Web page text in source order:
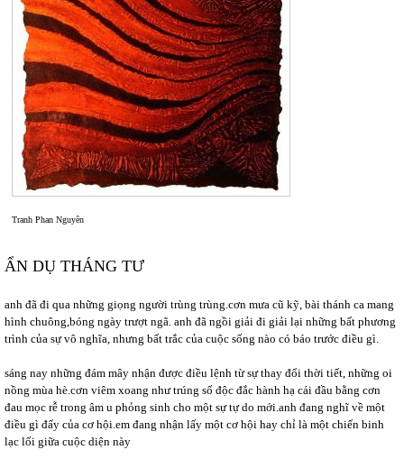
Tranh Phan Nguyên
ẨN DỤ THÁNG TƯ
anh đã đi qua những giọng người trùng trùng.cơn mưa cũ kỹ, bài thánh ca mang
hình chuông,bóng ngày trượt ngã. anh đã ngồi giải đi giải lại những bất phương
trình của sự vô nghĩa, nhưng bất trắc của cuộc sống nào có báo trước điều gì.
sáng nay những đám mây nhận được điều lệnh từ sự thay đổi thời tiết, những oi
nồng mùa hè.cơn viêm xoang như trúng số độc đắc hành hạ cái đầu bằng cơn
đau mọc rễ trong âm u phỏng sinh cho một sự tự do mới.anh đang nghĩ về một
điều gì đấy của cơ hội.em đang nhận lấy một cơ hội hay chỉ là một chiến binh
lạc lối giữa cuộc diện này